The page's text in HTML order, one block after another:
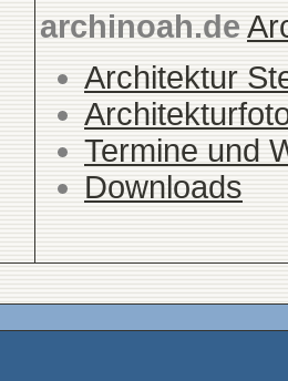
archinoah.de
Architektur
Termine und
Downloads